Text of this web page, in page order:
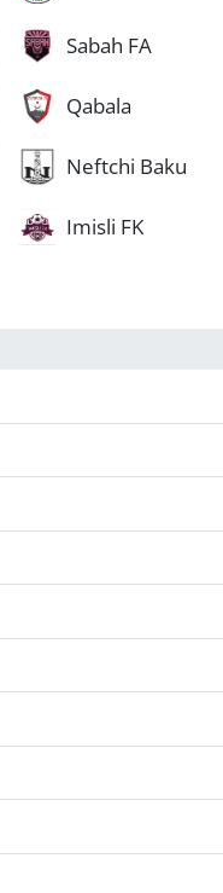
Sabah FA
Qabala
Neftchi Baku
Imisli FK